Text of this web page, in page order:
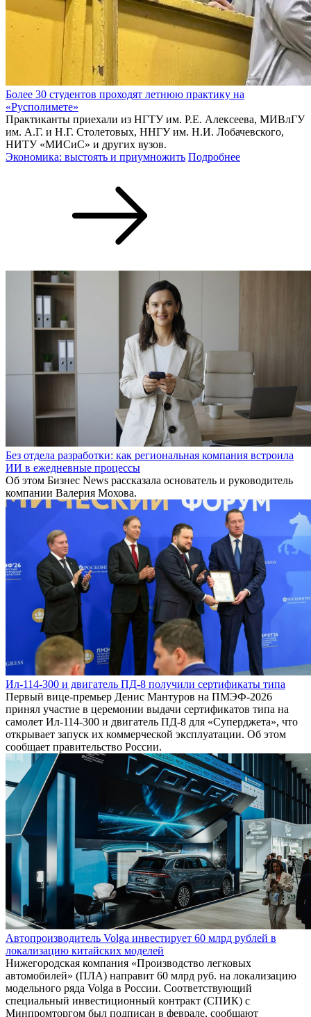
Более 30 студентов проходят летнюю практику на
«Русполимете»
Практиканты приехали из НГТУ им. Р.Е. Алексеева, МИВлГУ
им. А.Г. и Н.Г. Столетовых, ННГУ им. Н.И. Лобачевского,
НИТУ «МИСиС» и других вузов.
Экономика: выстоять и приумножить Подробнее
Без отдела разработки: как региональная компания встроила
ИИ в ежедневные процессы
Об этом Бизнес News рассказала основатель и руководитель
компании Валерия Мохова.
Ил-114-300 и двигатель ПД-8 получили сертификаты типа
Первый вице-премьер Денис Мантуров на ПМЭФ-2026
принял участие в церемонии выдачи сертификатов типа на
самолет Ил-114-300 и двигатель ПД-8 для «Суперджета», что
открывает запуск их коммерческой эксплуатации. Об этом
сообщает правительство России.
Автопроизводитель Volga инвестирует 60 млрд рублей в
локализацию китайских моделей
Нижегородская компания «Производство легковых
автомобилей» (ПЛА) направит 60 млрд руб. на локализацию
модельного ряда Volga в России. Соответствующий
специальный инвестиционный контракт (СПИК) с
Минпромторгом был подписан в феврале, сообщают